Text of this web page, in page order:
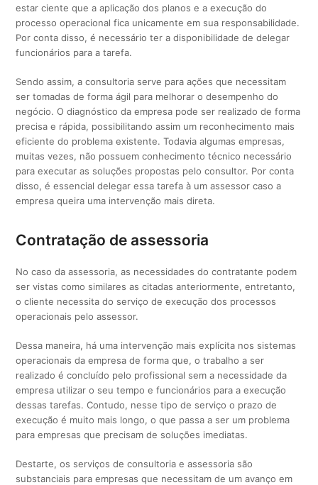
estar ciente que a aplicação dos planos e a execução do
processo operacional fica unicamente em sua responsabilidade.
Por conta disso, é necessário ter a disponibilidade de delegar
funcionários para a tarefa.
Sendo assim, a consultoria serve para ações que necessitam
ser tomadas de forma ágil para melhorar o desempenho do
negócio. O diagnóstico da empresa pode ser realizado de forma
precisa e rápida, possibilitando assim um reconhecimento mais
eficiente do problema existente. Todavia algumas empresas,
muitas vezes, não possuem conhecimento técnico necessário
para executar as soluções propostas pelo consultor. Por conta
disso, é essencial delegar essa tarefa à um assessor caso a
empresa queira uma intervenção mais direta.
Contratação de assessoria
No caso da assessoria, as necessidades do contratante podem
ser vistas como similares as citadas anteriormente, entretanto,
o cliente necessita do serviço de execução dos processos
operacionais pelo assessor.
Dessa maneira, há uma intervenção mais explícita nos sistemas
operacionais da empresa de forma que, o trabalho a ser
realizado é concluído pelo profissional sem a necessidade da
empresa utilizar o seu tempo e funcionários para a execução
dessas tarefas. Contudo, nesse tipo de serviço o prazo de
execução é muito mais longo, o que passa a ser um problema
para empresas que precisam de soluções imediatas.
Destarte, os serviços de consultoria e assessoria são
substanciais para empresas que necessitam de um avanço em